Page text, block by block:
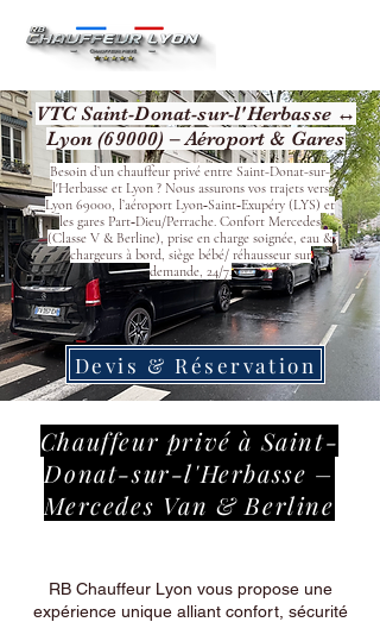
VTC Saint-Donat-sur-l'Herbasse ↔
Lyon (69000) – Aéroport & Gares
Besoin d’un chauffeur privé entre Saint-Donat-sur-
l'Herbasse et Lyon ? Nous assurons vos trajets vers
Lyon 69000, l’aéroport Lyon‑Saint‑Exupéry (LYS) et
les gares Part‑Dieu/Perrache. Confort Mercedes
(Classe V & Berline), prise en charge soignée, eau &
chargeurs à bord, siège bébé/ réhausseur sur
demande, 24/7.
Devis & Réservation
Chauffeur privé à Saint-
Donat-sur-l'Herbasse –
Mercedes Van & Berline
RB Chauffeur Lyon vous propose une
expérience unique alliant confort, sécurité